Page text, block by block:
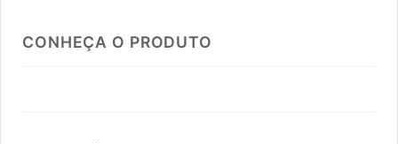
CONHEÇA O PRODUTO